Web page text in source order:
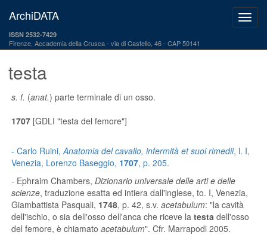
ArchiDATA
ISSN 2532-7429
Firenze, Accademia della Crusca via di Castello, 46 - CAP 50141
testa
s. f. (anat.) parte terminale di un osso.
1707[GDLI "testa del femore"]
- Carlo Ruini, Anatomia del cavallo, infermità et suoi rimedii, l. I,
Venezia, Lorenzo Baseggio, 1707, p. 205.
- Ephraim Chambers, Dizionario universale delle arti e delle
scienze, traduzione esatta ed intiera dall'inglese, to. I, Venezia,
Giambattista Pasquali, 1748, p. 42, s.v. acetabulum: "la cavità
dell'ischio, o sia dell'osso dell'anca che riceve la testa dell'osso
del femore, è chiamato acetabulum". Cfr. Marrapodi 2005.